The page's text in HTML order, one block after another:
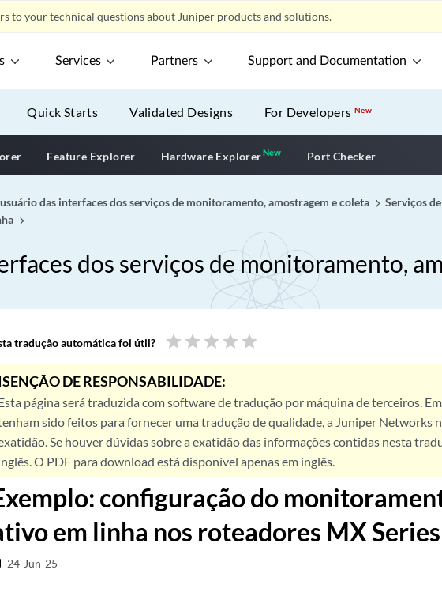
to your technical questions about Juniper products and solutions.
Services Partners Support and Documentation
Quick Starts Validated Designs For DevelopersNew
Feature Explorer Hardware ExplorerNewNew application
Port Checker
das interfaces dos serviços de monitoramento, amostragem e coleta
Serviços
dos serviços de monitoramento,
tradução automática foi útil? star star star star star
DE RESPONSABILIDADE:
página será traduzida com software de tradução por máquina de terceiros.
sido feitos para fornecer uma tradução de qualidade, a Juniper Networks
Se houver dúvidas sobre a exatidão das informações contidas nesta
O PDF para download está disponível apenas em inglês.
configuração do
em linha nos roteadores MX
24-Jun-25